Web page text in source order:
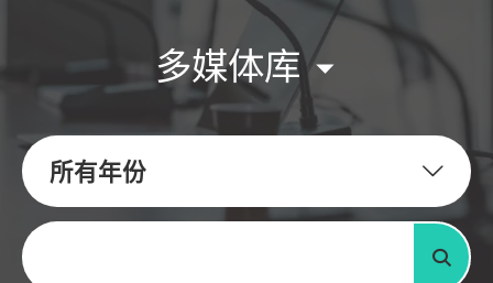
多媒体库
所有年份
关键字
搜寻